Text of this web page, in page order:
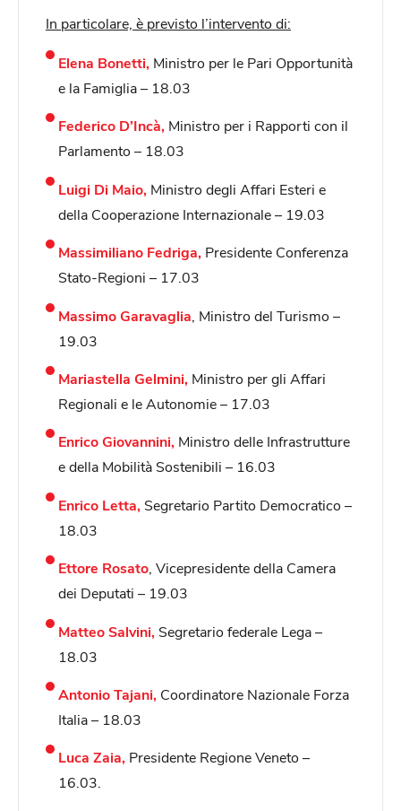
In particolare, è previsto l’intervento di:
Elena Bonetti, Ministro per le Pari Opportunità
e la Famiglia – 18.03
Federico D’Incà, Ministro per i Rapporti con il
Parlamento – 18.03
Luigi Di Maio, Ministro degli Affari Esteri e
della Cooperazione Internazionale – 19.03
Massimiliano Fedriga, Presidente Conferenza
Stato-Regioni – 17.03
Massimo Garavaglia , Ministro del Turismo –
19.03
Mariastella Gelmini, Ministro per gli Affari
Regionali e le Autonomie – 17.03
Enrico Giovannini, Ministro delle Infrastrutture
e della Mobilità Sostenibili – 16.03
Enrico Letta, Segretario Partito Democratico –
18.03
Ettore Rosato , Vicepresidente della Camera
dei Deputati – 19.03
Matteo Salvini, Segretario federale Lega –
18.03
Antonio Tajani, Coordinatore Nazionale Forza
Italia – 18.03
Luca Zaia, Presidente Regione Veneto –
16.03.